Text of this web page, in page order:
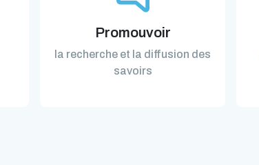
Promouvoir
la recherche et la diffusion des
savoirs